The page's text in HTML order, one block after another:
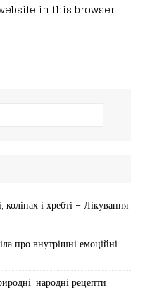
in this browser
і хребті – Лікування
про внутрішні емоційні
народні рецепти